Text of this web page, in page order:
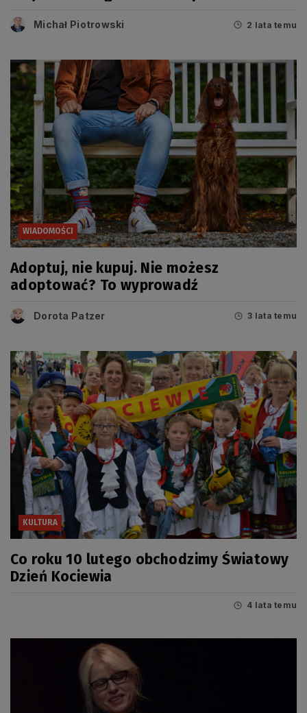
Michał Piotrowski 2 lata temu
WIADOMOŚCI
Adoptuj, nie kupuj. Nie możesz
adoptować? To wyprowadź
Dorota Patzer 3 lata temu
KULTURA
Co roku 10 lutego obchodzimy Światowy
Dzień Kociewia
4 lata temu